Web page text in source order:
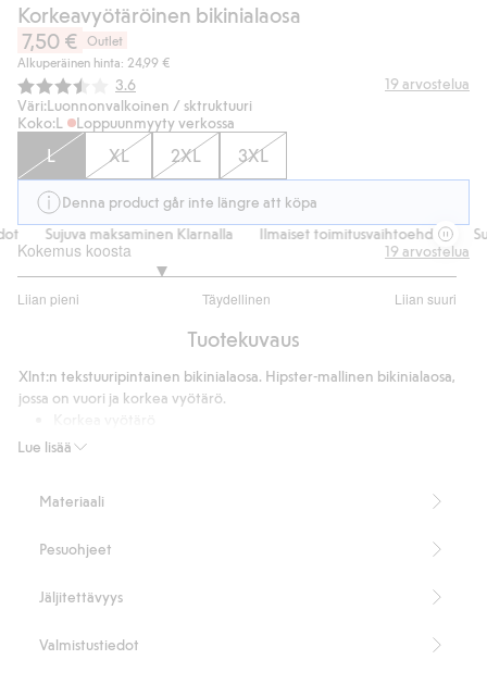
Korkeavyötäröinen bikinialaosa
7,50 €
Outlet
Alkuperäinen hinta: 24,99 €
Keskimääräinen luokitus:
3.6 19 arvostelua
Väri:Luonnonvalkoinen / sktruktuuri
Koko:L Loppuunmyyty verkossa
L XL 2XL 3XL
Denna product går inte längre att köpa
Sujuva maksaminen Klarnalla Ilmaiset toimitusvaihtoehdot
Kokemus koosta
Liian pieni Täydellinen Liian suuri
/
ääneen
19 arvostelua
Tuotekuvaus
Lue lisää
Xlnt:n tekstuuripintainen bikinialaosa. Hipster-mallinen bikinialaosa,
jossa on vuori ja korkea vyötärö.
Struktuuri
Kierrätettyä polyesteria sisältävä sekoitekangas
Materiaali
Pesuohjeet
Jäljitettävyys
Valmistustiedot